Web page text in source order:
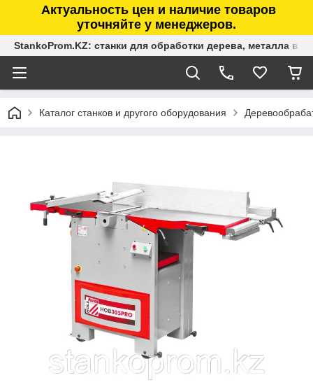
Актуальность цен и наличие товаров
уточняйте у менеджеров.
StankoProm.KZ: станки для обработки дерева, металла в
Каталог станков и другого оборудования